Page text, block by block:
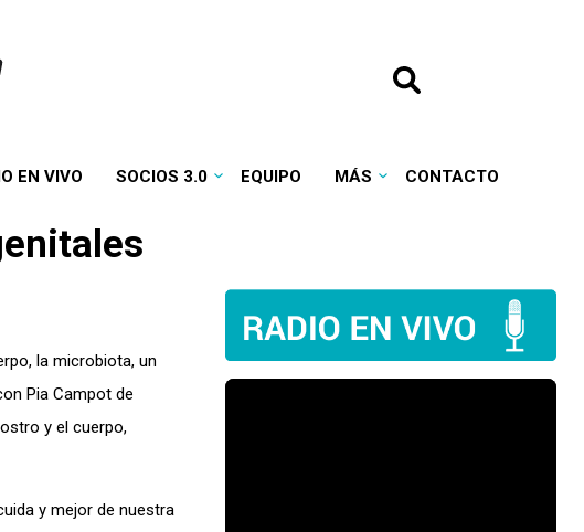
EN VIVO SOCIOS 3.0 EQUIPO MÁS CONTACTO
la microbiota, un
Pia Campot de
y el cuerpo,
y mejor de nuestra